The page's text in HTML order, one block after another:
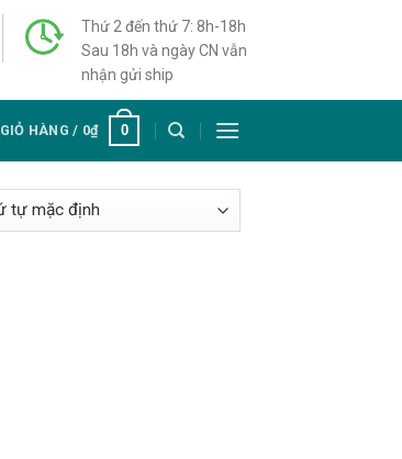
Thứ 2 đến thứ 7: 8h-18h
Sau 18h và ngày CN vẫn
nhận gửi ship
GIỎ HÀNG / 0₫ 0